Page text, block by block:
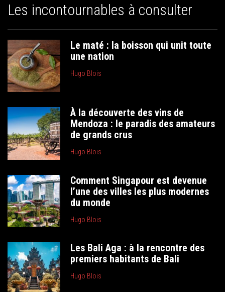
Les incontournables à consulter
Le maté : la boisson qui unit toute
une nation
Hugo Blois
À la découverte des vins de
Mendoza : le paradis des amateurs
de grands crus
Hugo Blois
Comment Singapour est devenue
l’une des villes les plus modernes
du monde
Hugo Blois
Les Bali Aga : à la rencontre des
premiers habitants de Bali
Hugo Blois